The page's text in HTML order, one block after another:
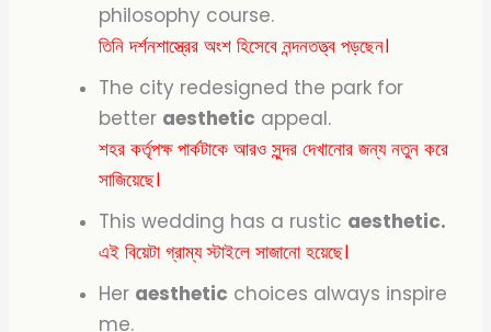
philosophy course.
তিনি দর্শনশাস্ত্রের অংশ হিসেবে নন্দনতত্ত্ব পড়ছেন।
The city redesigned the park for
better aesthetic appeal.
শহর কর্তৃপক্ষ পার্কটাকে আরও সুন্দর দেখানোর জন্য নতুন করে
সাজিয়েছে।
This wedding has a rustic aesthetic.
এই বিয়েটা গ্রাম্য স্টাইলে সাজানো হয়েছে।
Her aesthetic choices always inspire
me.